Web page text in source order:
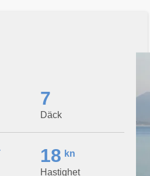
Däck
7
Hastighet
18 kn